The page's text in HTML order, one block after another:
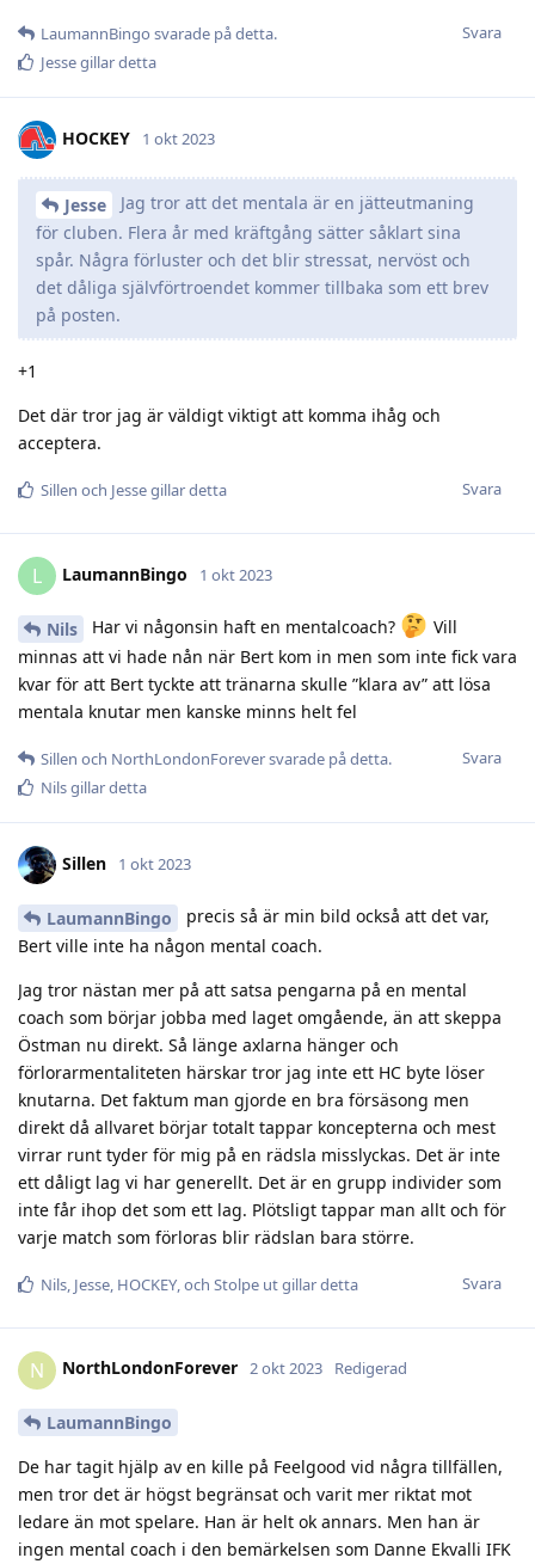
Svara
LaumannBingo svarade på detta.
Jessegillar detta
HOCKEY 1 okt 2023
Jesse
Jag tror att det mentala är en jätteutmaning
för cluben. Flera år med kräftgång sätter såklart sina
spår. Några förluster och det blir stressat, nervöst och
det dåliga självförtroendet kommer tillbaka som ett brev
på posten.
+1
Det där tror jag är väldigt viktigt att komma ihåg och
acceptera.
Svara
Sillen och Jessegillar detta
L LaumannBingo 1 okt 2023
Nils Har vi någonsin haft en mentalcoach?
Vill
minnas att vi hade nån när Bert kom in men som inte fick vara
kvar för att Bert tyckte att tränarna skulle ”klara av” att lösa
mentala knutar men kanske minns helt fel
Svara
Sillen och NorthLondonForeversvarade på detta.
Nilsgillar detta
Sillen 1 okt 2023
LaumannBingo
precis så är min bild också att det var,
Bert ville inte ha någon mental coach.
Jag tror nästan mer på att satsa pengarna på en mental
coach som börjar jobba med laget omgående, än att skeppa
Östman nu direkt. Så länge axlarna hänger och
förlorarmentaliteten härskar tror jag inte ett HC byte löser
knutarna. Det faktum man gjorde en bra försäsong men
direkt då allvaret börjar totalt tappar koncepterna och mest
virrar runt tyder för mig på en rädsla misslyckas. Det är inte
ett dåligt lag vi har generellt. Det är en grupp individer som
inte får ihop det som ett lag. Plötsligt tappar man allt och för
varje match som förloras blir rädslan bara större.
Svara
Nils Jesse HOCKEY , och Stolpe utgillar detta
N NorthLondonForever 2 okt 2023 Redigerad
LaumannBingo
De har tagit hjälp av en kille på Feelgood vid några tillfällen,
men tror det är högst begränsat och varit mer riktat mot
ledare än mot spelare. Han är helt ok annars. Men han är
ingen mental coach i den bemärkelsen som Danne Ekvalli IFK